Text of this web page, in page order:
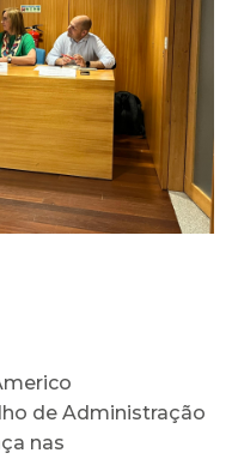
de Administração
nas